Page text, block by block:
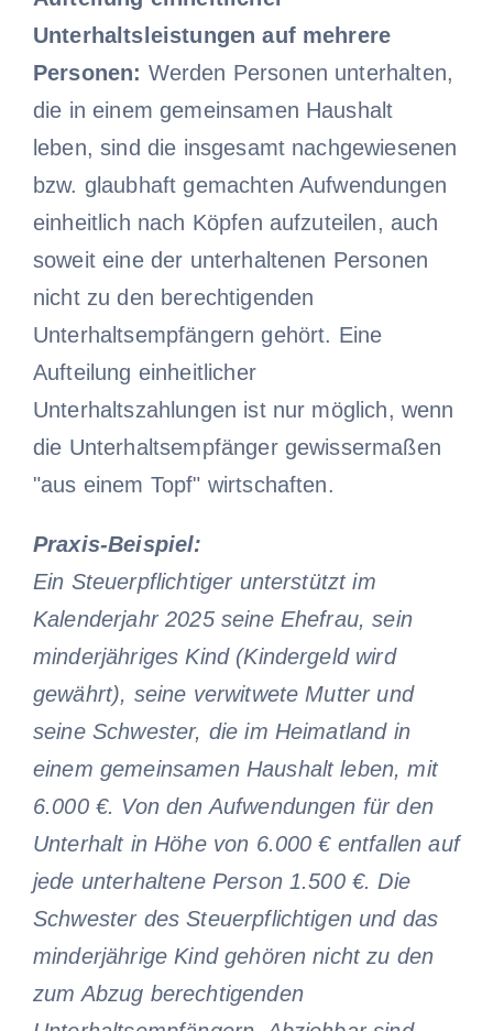
Unterhaltsleistungen auf mehrere
Personen: Werden Personen unterhalten,
die in einem gemeinsamen Haushalt
leben, sind die insgesamt nachgewiesenen
bzw. glaubhaft gemachten Aufwendungen
einheitlich nach Köpfen aufzuteilen, auch
soweit eine der unterhaltenen Personen
nicht zu den berechtigenden
Unterhaltsempfängern gehört. Eine
Aufteilung einheitlicher
Unterhaltszahlungen ist nur möglich, wenn
die Unterhaltsempfänger gewissermaßen
"aus einem Topf" wirtschaften.
Praxis-Beispiel:
Ein Steuerpflichtiger unterstützt im
Kalenderjahr 2025 seine Ehefrau, sein
minderjähriges Kind (Kindergeld wird
gewährt), seine verwitwete Mutter und
seine Schwester, die im Heimatland in
einem gemeinsamen Haushalt leben, mit
6.000 €. Von den Aufwendungen für den
Unterhalt in Höhe von 6.000 € entfallen auf
jede unterhaltene Person 1.500 €. Die
Schwester des Steuerpflichtigen und das
minderjährige Kind gehören nicht zu den
zum Abzug berechtigenden